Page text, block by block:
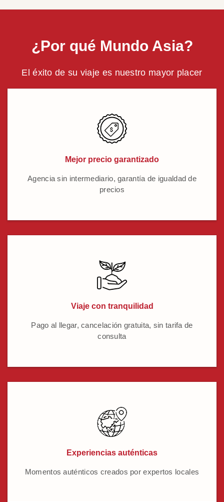
¿Por qué Mundo Asia?
El éxito de su viaje es nuestro mayor placer
Mejor precio garantizado
Agencia sin intermediario, garantía de igualdad de
precios
Viaje con tranquilidad
Pago al llegar, cancelación gratuita, sin tarifa de
consulta
Experiencias auténticas
Momentos auténticos creados por expertos locales